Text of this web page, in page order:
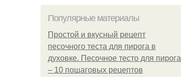
Популярные материалы
Простой и вкусный рецепт
песочного теста для пирога в
духовке. Песочное тесто для пирога
– 10 пошаговых рецептов